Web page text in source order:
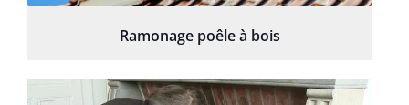
Ramonage poêle à bois